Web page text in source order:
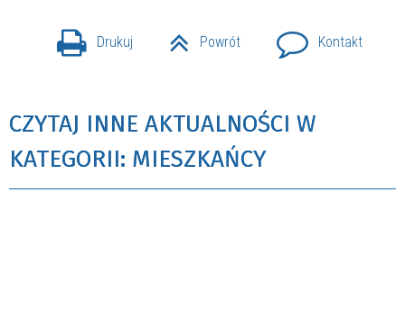
Drukuj Powrót Kontakt
CZYTAJ INNE AKTUALNOŚCI W
KATEGORII: MIESZKAŃCY